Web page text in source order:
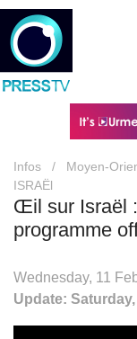
Infos / Moyen-
ISRAËl
Œil sur Israël :
programme
Wednesday, 11
Update: